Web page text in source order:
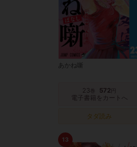
あかね噺
23 巻 572円
電子書籍をカートへ
タダ読み
13